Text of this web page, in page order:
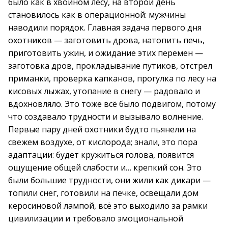
становилось как в операционной: мужчины
наводили порядок. Главная задача первого дня
охотников — заготовить дрова, натопить печь,
приготовить ужин, и ожидание этих перемен —
заготовка дров, прокладывание путиков, отстрел
приманки, проверка капканов, прогулка по лесу на
кисовых лыжах, утопание в снегу — радовало и
вдохновляло. Это тоже всё было подвигом, потому
что создавало трудности и вызывало волнение.
Первые пару дней охотники будто пьянели на
свежем воздухе, от кислорода; знали, это пора
адаптации: будет кружиться голова, появится
ощущение общей слабости и… крепкий сон. Это
были большие трудности, они жили как дикари —
топили снег, готовили на печке, освещали дом
керосиновой лампой, всё это выходило за рамки
цивилизации и требовало эмоциональной